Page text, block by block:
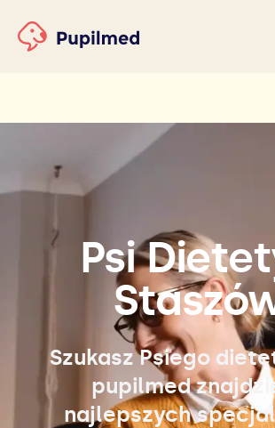
Psi
Szukasz Psiego
pupilmed
najlepszych